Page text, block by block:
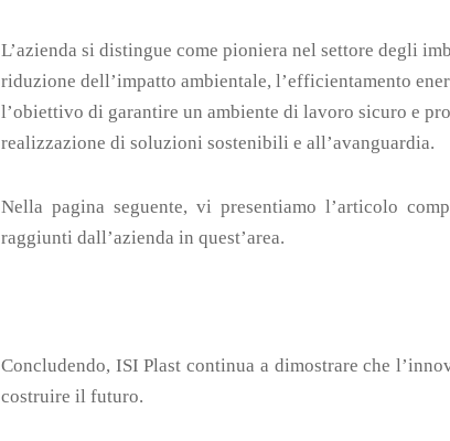
L’azienda si distingue come pioniera nel settore degli
riduzione dell’impatto ambientale, l’efficientamento
l’obiettivo di garantire un ambiente di lavoro sicuro e
realizzazione di soluzioni sostenibili e all’avanguardia.
Nella pagina seguente, vi presentiamo l’articolo
raggiunti dall’azienda in quest’area.
Concludendo, ISI Plast continua a dimostrare che
costruire il futuro.